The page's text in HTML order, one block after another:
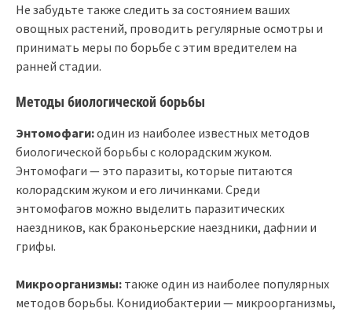
Не забудьте также следить за состоянием ваших
овощных растений, проводить регулярные осмотры и
принимать меры по борьбе с этим вредителем на
ранней стадии.
Методы биологической борьбы
Энтомофаги:один из наиболее известных методов
биологической борьбы с колорадским жуком.
Энтомофаги — это паразиты, которые питаются
колорадским жуком и его личинками. Среди
энтомофагов можно выделить паразитических
наездников, как браконьерские наездники, дафнии и
грифы.
Микроорганизмы: также один из наиболее популярных
методов борьбы. Конидиобактерии — микроорганизмы,